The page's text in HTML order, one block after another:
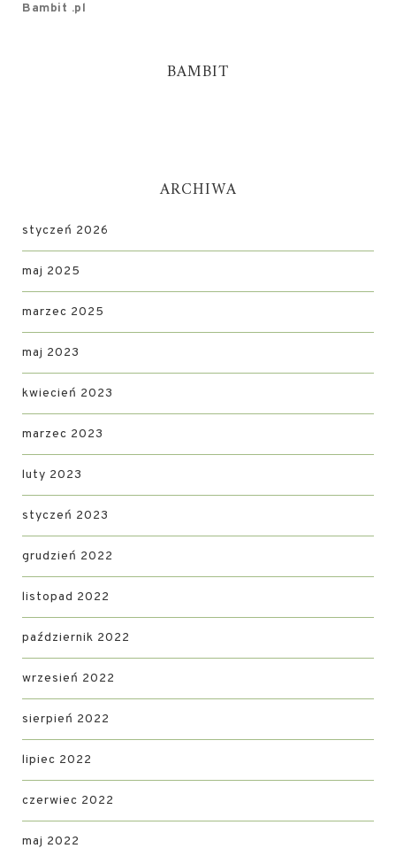
Bambit .pl
BAMBIT
ARCHIWA
styczeń 2026
maj 2025
marzec 2025
maj 2023
kwiecień 2023
marzec 2023
luty 2023
styczeń 2023
grudzień 2022
listopad 2022
październik 2022
wrzesień 2022
sierpień 2022
lipiec 2022
czerwiec 2022
maj 2022